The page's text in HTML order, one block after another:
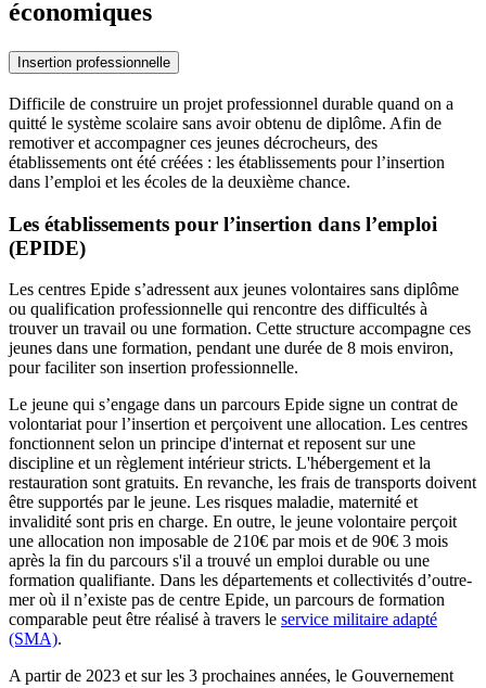
économiques
Insertion professionnelle
Difficile de construire un projet professionnel durable quand on a
quitté le système scolaire sans avoir obtenu de diplôme. Afin de
remotiver et accompagner ces jeunes décrocheurs, des
établissements ont été créées : les établissements pour l’insertion
dans l’emploi et les écoles de la deuxième chance.
Les établissements pour l’insertion dans l’emploi
(EPIDE)
Les centres Epide s’adressent aux jeunes volontaires sans diplôme
ou qualification professionnelle qui rencontre des difficultés à
trouver un travail ou une formation. Cette structure accompagne ces
jeunes dans une formation, pendant une durée de 8 mois environ,
pour faciliter son insertion professionnelle.
Le jeune qui s’engage dans un parcours Epide signe un contrat de
volontariat pour l’insertion et perçoivent une allocation. Les centres
fonctionnent selon un principe d'internat et reposent sur une
discipline et un règlement intérieur stricts. L'hébergement et la
restauration sont gratuits. En revanche, les frais de transports doivent
être supportés par le jeune. Les risques maladie, maternité et
invalidité sont pris en charge. En outre, le jeune volontaire perçoit
une allocation non imposable de 210€ par mois et de 90€ 3 mois
après la fin du parcours s'il a trouvé un emploi durable ou une
formation qualifiante. Dans les départements et collectivités d’outre-
mer où il n’existe pas de centre Epide, un parcours de formation
comparable peut être réalisé à travers le service militaire adapté
(SMA).
A partir de 2023 et sur les 3 prochaines années, le Gouvernement